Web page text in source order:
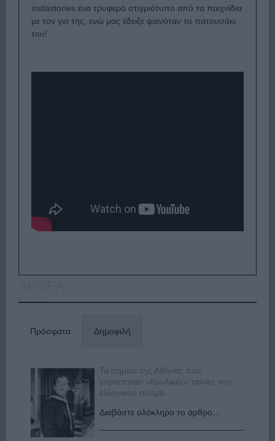
instastories ένα τρυφερό στιγμιότυπο από τα παιχνίδια
με τον γιο της, ενώ μας έδειξε φαινόταν το πατουσάκι
του!
Πρόσφατα Δημοφιλή
Τα σημεία της Αθήνας που
γυρίστηκαν «θρυλικές» ταινίες του
ελληνικού σινεμά
Διαβάστε ολόκληρο το άρθρο...